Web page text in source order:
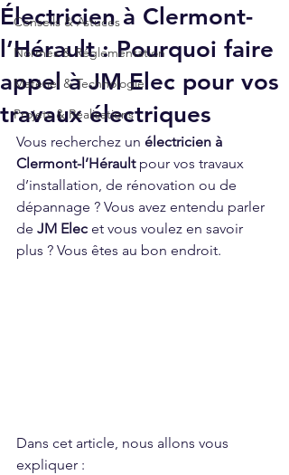
Conseils & Astuces
Normes & Réglementation
Matériel & Technologie
Projets & Réalisations
Électricien à Clermont-
l’Hérault : Pourquoi faire
appel à JM Elec pour vos
travaux électriques
Vous recherchez un électricien à
Clermont-l’Hérault pour vos travaux
d’installation, de rénovation ou de
dépannage ? Vous avez entendu parler
de JM Elec et vous voulez en savoir
plus ? Vous êtes au bon endroit.
Dans cet article, nous allons vous
expliquer :